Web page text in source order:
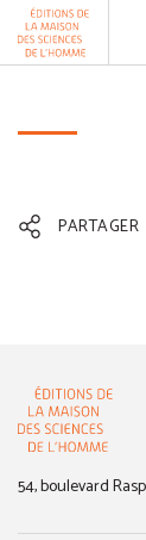
Aller au contenu
PARTAGER
54, boulevard
Panneau de